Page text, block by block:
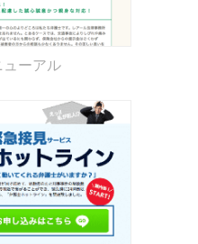
ーアル